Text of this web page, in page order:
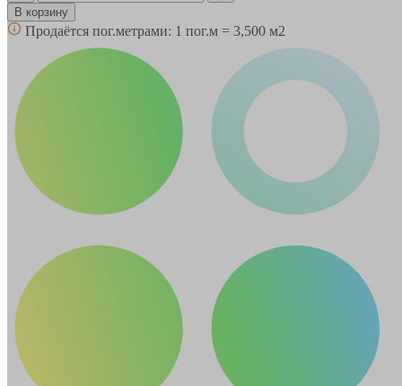
В корзину
Продаётся пог.метрами: 1 пог.м = 3,500 м2